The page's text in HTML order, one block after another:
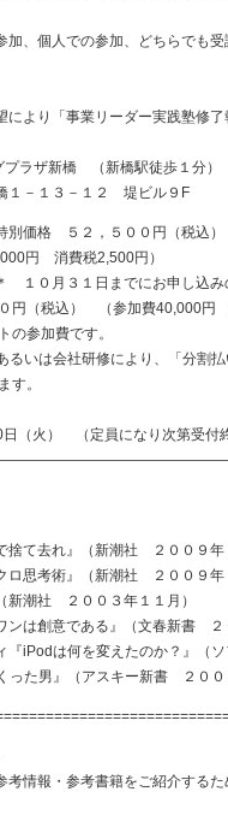
個人での参加、どちらでも受
より「事業リーダー実践塾修了
ザ新橋 （新橋駅徒歩１分）
１３－１２ 堤ビル９F
価格 ５２，５００円（税込）
消費税2,500円）
０月３１日までにお申し込み
） （参加費40,000円 消
加費です。
社研修により、「分割払い
。
火） （定員になり次第受付終
捨て去れ』（新潮社 ２００９年
ロ思考術』（新潮社 ２００９年
新潮社 ２００３年１１月）
ンは創意である』（文春新書 ２
『iPodは何を変えたのか？』（
った男』（アスキー新書 ２００
考情報・参考書籍をご紹介する